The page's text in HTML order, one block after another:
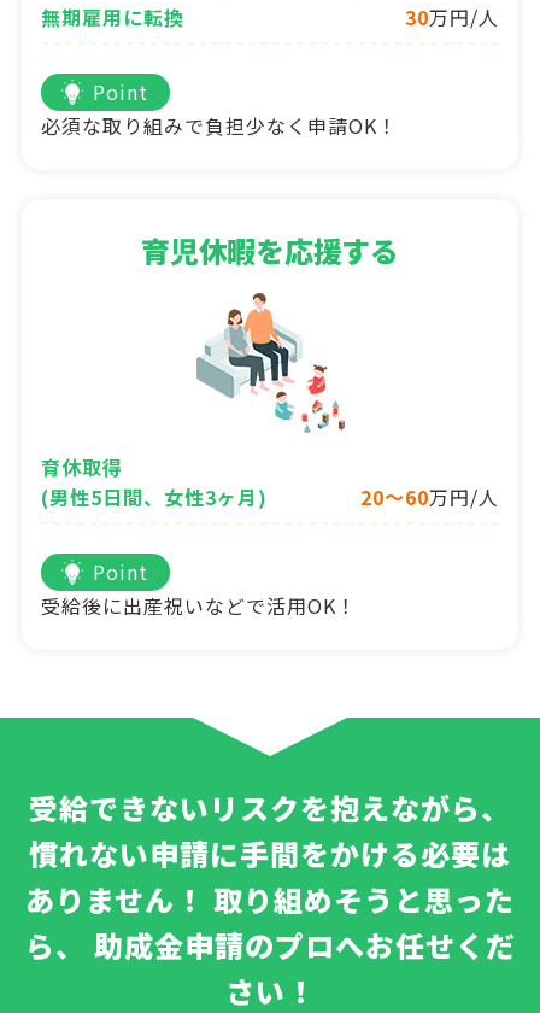
無期雇用に転換
30万円/人
Point
必須な取り組みで負担少なく申請OK！
育児休暇を応援する
育休取得
(男性5日間、女性3ヶ月)
20～60万円/人
Point
受給後に出産祝いなどで活用OK！
受給できないリスクを抱えながら、
慣れない申請に手間をかける必要は
ありません！ 取り組めそうと思った
ら、
助成金申請のプロへお任せくだ
さい！